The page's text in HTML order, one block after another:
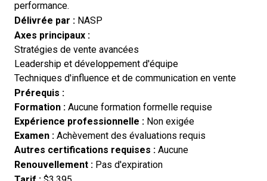
performance.
Délivrée par : NASP
Axes principaux :
Stratégies de vente avancées
Leadership et développement d'équipe
Techniques d'influence et de communication en vente
Prérequis :
Formation : Aucune formation formelle requise
Expérience professionnelle : Non exigée
Examen : Achèvement des évaluations requis
Autres certifications requises : Aucune
Renouvellement : Pas d'expiration